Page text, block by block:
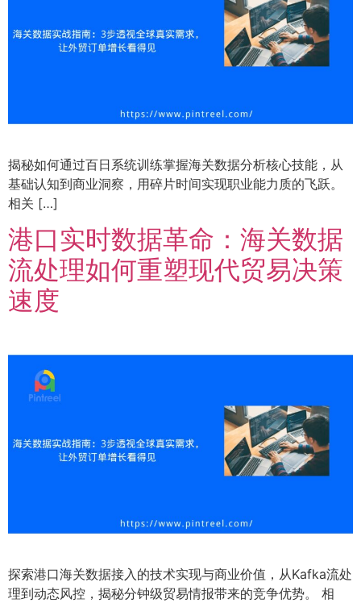
揭秘如何通过百日系统训练掌握海关数据分析核心技能，从
基础认知到商业洞察，用碎片时间实现职业能力质的飞跃。
相关 […]
港口实时数据革命：海关数据
流处理如何重塑现代贸易决策
速度
探索港口海关数据接入的技术实现与商业价值，从Kafka流处
理到动态风控，揭秘分钟级贸易情报带来的竞争优势。 相